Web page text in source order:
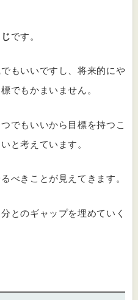
です。
もいいですし、将来的にや
でもかまいません。
でもいいから目標を持つこ
と考えています。
べきことが見えてきます。
とのギャップを埋めていく